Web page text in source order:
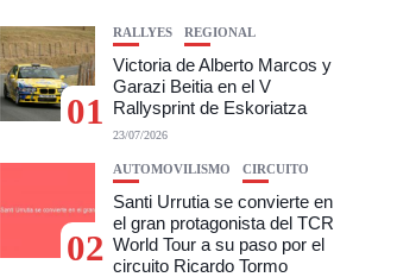
01
RALLYES REGIONAL
Victoria de Alberto Marcos y
Garazi Beitia en el V
Rallysprint de Eskoriatza
23/07/2026
02
AUTOMOVILISMO CIRCUITO
Santi Urrutia se convierte en
el gran protagonista del TCR
World Tour a su paso por el
circuito Ricardo Tormo